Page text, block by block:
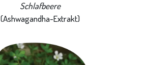
Schlafbeere
(Ashwagandha-Extrakt)